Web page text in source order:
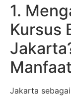
1.
Kursus
Jakarta